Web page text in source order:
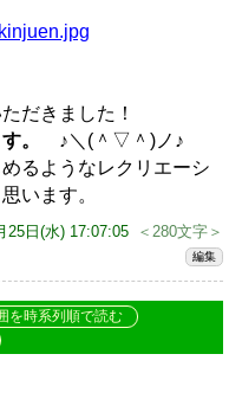
だきました！
。
♪＼(＾▽＾)ノ♪
るようなレクリエーシ
います。
25日(水) 17:07:05 ＜280文字＞
編集
を時系列順で読む